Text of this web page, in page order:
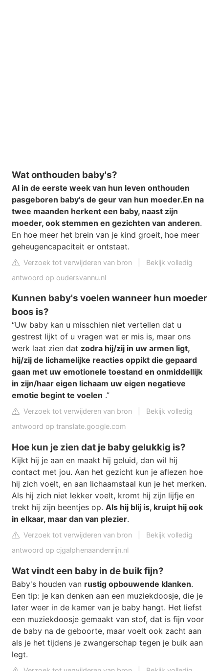
Wat onthouden baby's?
Al in de eerste week van hun leven onthouden
pasgeboren baby's de geur van hun moeder.En na
twee maanden herkent een baby, naast zijn
moeder, ook stemmen en gezichten van anderen.
En hoe meer het brein van je kind groeit, hoe meer
geheugencapaciteit er ontstaat.
Verzoek tot verwijderen van bron
Bekijk volledig
antwoord op oudersvannu.nl
Kunnen baby's voelen wanneer hun moeder
boos is?
“Uw baby kan u misschien niet vertellen dat u
gestrest lijkt of u vragen wat er mis is, maar ons
werk laat zien dat zodra hij/zij in uw armen ligt,
hij/zij de lichamelijke reacties oppikt die gepaard
gaan met uw emotionele toestand en onmiddellijk
in zijn/haar eigen lichaam uw eigen negatieve
emotie begint te voelen .”
Verzoek tot verwijderen van bron
Bekijk volledig
antwoord op translate.google.com
Hoe kun je zien dat je baby gelukkig is?
Kijkt hij je aan en maakt hij geluid, dan wil hij
contact met jou. Aan het gezicht kun je aflezen hoe
hij zich voelt, en aan lichaamstaal kun je het merken.
Als hij zich niet lekker voelt, kromt hij zijn lijfje en
trekt hij zijn beentjes op. Als hij blij is, kruipt hij ook
in elkaar, maar dan van plezier.
Verzoek tot verwijderen van bron
Bekijk volledig
antwoord op cjgalphenaandenrijn.nl
Wat vindt een baby in de buik fijn?
Baby's houden van rustig opbouwende klanken.
Een tip: je kan denken aan een muziekdoosje, die je
later weer in de kamer van je baby hangt. Het liefst
een muziekdoosje gemaakt van stof, dat is fijn voor
de baby na de geboorte, maar voelt ook zacht aan
als je het tijdens je zwangerschap tegen je buik aan
legt.